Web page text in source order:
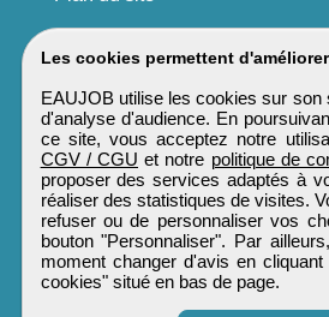
Les cookies permettent
EAUJOB utilise les cookies sur son
d'analyse d'audience. En
ce site, vous acceptez notre
CGV / CGU et notre politique de
proposer des services adaptés à
réaliser des statistiques de visites.
refuser ou de personnaliser vos
bouton "Personnaliser". Par
moment changer d'avis en
cookies" situé en bas de page.